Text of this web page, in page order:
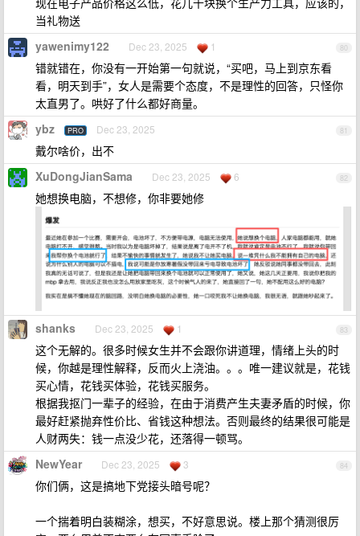
当礼物送
80
yawenimy122 Dec 23, 2025 1
错就错在，你没有一开始第一句就说，“买吧，马上到京东看
看，明天到手”，女人是需要个态度，不是理性的回答，只怪你
太直男了。哄好了什么都好商量。
81
ybz PRO Dec 23, 2025
戴尔啥价，出不
82
XuDongJianSama Dec 23, 2025 6
她想换电脑，不想修，你非要她修
83
shanks Dec 23, 2025 1
这个无解的。很多时候女生并不会跟你讲道理，情绪上头的时
候，你越是理性解释，反而火上浇油。。。唯一建议就是，花钱
买心情，花钱买体验，花钱买服务。
根据我抠门一辈子的经验，在由于消费产生夫妻矛盾的时候，你
最好赶紧抛弃性价比、省钱这种想法。否则最终的结果很可能是
人财两失：钱一点没少花，还落得一顿骂。
84
NewYear Dec 23, 2025 3
你们俩，这是搞地下党接头暗号呢？
一个揣着明白装糊涂，想买，不好意思说。楼上那个猜测很厉